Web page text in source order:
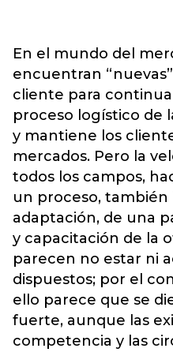
En el mundo del
encuentran
cliente para
proceso logístico de
y mantiene los
mercados. Pero la
todos los campos,
un proceso,
adaptación, de una
y capacitación de la
parecen no estar ni
dispuestos; por el
ello parece que se
fuerte, aunque las
competencia y las